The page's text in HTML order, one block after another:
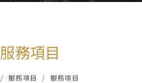
服務項目
服務項目 服務項目